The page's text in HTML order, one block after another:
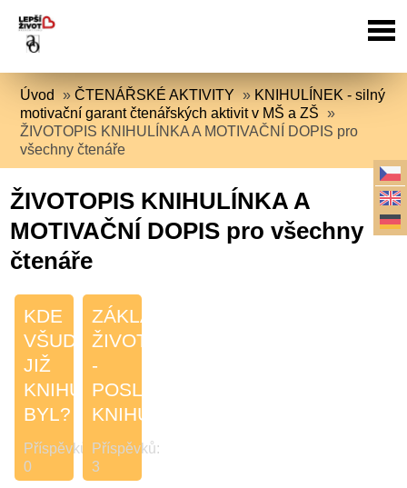
Úvod »ČTENÁŘSKÉ AKTIVITY » KNIHULÍNEK - silný
motivační garant čtenářských aktivit v MŠ a ZŠ »
ŽIVOTOPIS KNIHULÍNKA A MOTIVAČNÍ DOPIS pro
všechny čtenáře
ŽIVOTOPIS KNIHULÍNKA A
MOTIVAČNÍ DOPIS pro všechny
čtenáře
KDE
VŠUDE
JIŽ
KNIHULÍNEK
BYL?
Příspěvků:
0
ZÁKLADNÍ
ŽIVOTOPIS
-
POSLÁNÍ
KNIHULÍNKA
Příspěvků:
3